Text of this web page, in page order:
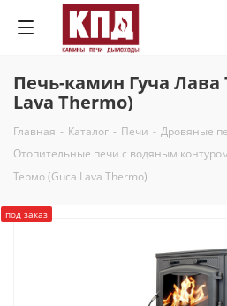
Печь-камин Гуча Лава
Lava Thermo)
Главная - Каталог - Печи - Дровяные
Отопительные печи с водяным
Термо (Guca Lava Thermo)
под заказ